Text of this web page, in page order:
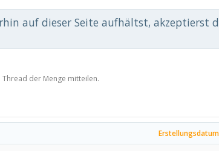
auf dieser Seite aufhältst, akzeptierst
der Menge mitteilen.
Erstellungsdatum